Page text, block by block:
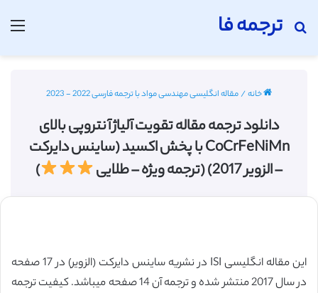
ترجمه فا
جستجو برای
خانه/مقاله انگلیسی مهندسی مواد با ترجمه فارسی 2022 - 2023
دانلود ترجمه مقاله تقویت آلیاژ آنتروپی بالای
CoCrFeNiMn با پخش اکسید (ساینس دایرکت
– الزویر 2017) (ترجمه ویژه – طلایی
)
این مقاله انگلیسی ISI در نشریه ساینس دایرکت (الزویر) در 17 صفحه
در سال 2017 منتشر شده و ترجمه آن 14 صفحه میباشد. کیفیت ترجمه